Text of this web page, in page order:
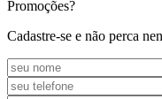
Promoções?
Cadastre-se e não perca